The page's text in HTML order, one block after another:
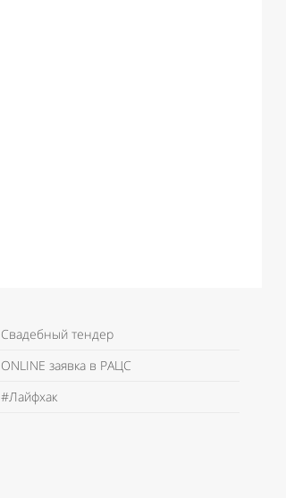
Свадебный тендер
ONLINE заявка в РАЦС
#Лайфхак